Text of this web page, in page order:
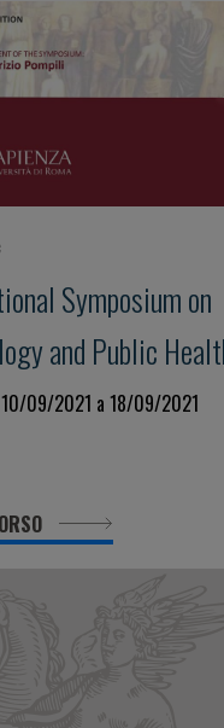
Symposium on
and Public
10/09/2021 a 18/09/2021